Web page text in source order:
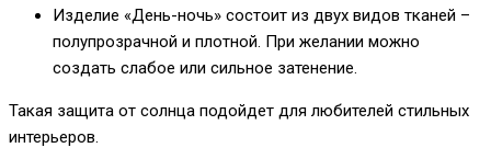
Изделие «День-ночь» состоит из двух видов тканей –
полупрозрачной и плотной. При желании можно
создать слабое или сильное затенение.
Такая защита от солнца подойдет для любителей стильных
интерьеров.